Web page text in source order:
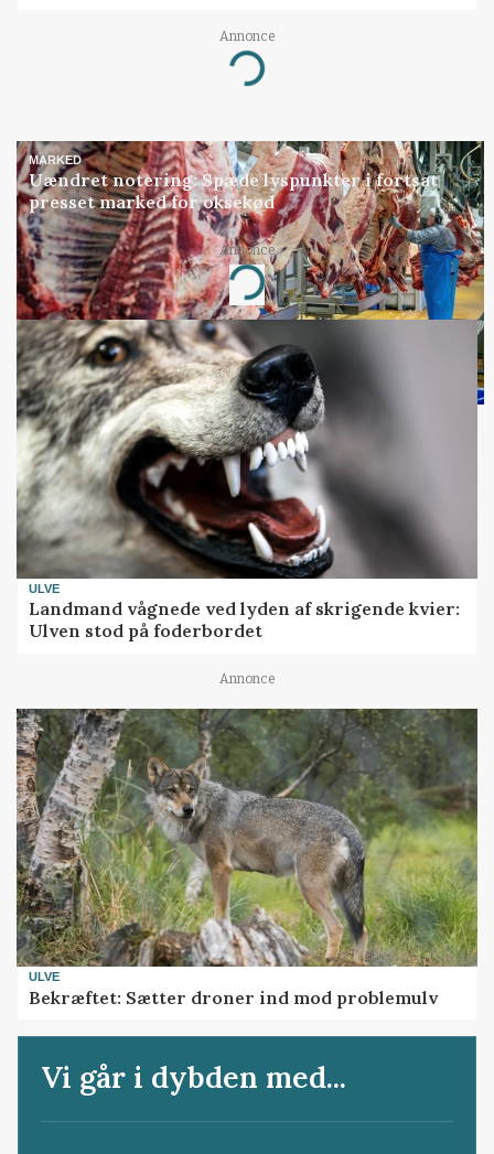
Annonce
Loading...
MARKED
Uændret notering: Spæde lyspunkter i fortsat
presset marked for oksekød
Annonce
Loading...
ULVE
Landmand vågnede ved lyden af skrigende kvier:
Ulven stod på foderbordet
Annonce
ULVE
Bekræftet: Sætter droner ind mod problemulv
Vi går i dybden med...